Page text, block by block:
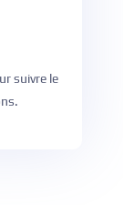
suivre le